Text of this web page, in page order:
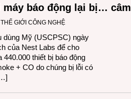
máy báo động lại bị… câm
THẾ GIỚI CÔNG NGHỆ
dùng Mỹ (USCPSC) ngày
của Nest Labs để cho
thiết bị báo động
+ CO do chúng bị lỗi có